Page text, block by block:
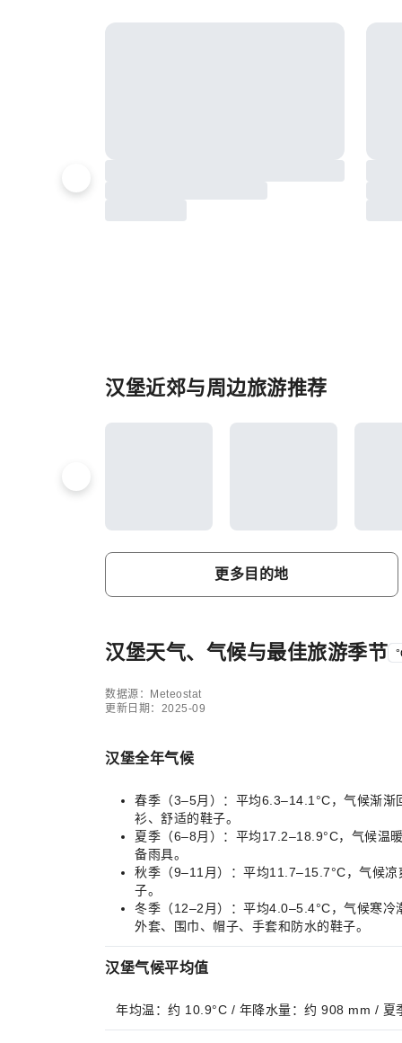
汉堡近郊与周边旅游推荐
更多目的地
汉堡天气、气候与最佳旅游季节
数据源：Meteostat
更新日期：2025-09
汉堡全年气候
春季（3–5月）：平均6.3–14.1°C，气候渐渐
衫、舒适的鞋子。
夏季（6–8月）：平均17.2–18.9°C，气候温
备雨具。
秋季（9–11月）：平均11.7–15.7°C，气候
子。
冬季（12–2月）：平均4.0–5.4°C，气候寒冷
外套、围巾、帽子、手套和防水的鞋子。
汉堡气候平均值
年均温：约 10.9°C / 年降水量：约 908 mm /